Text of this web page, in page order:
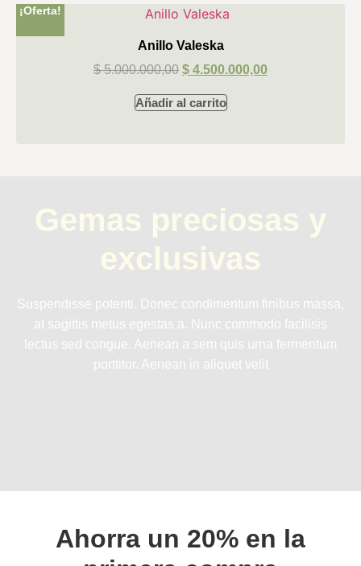
¡Oferta!
Anillo Valeska
$5.000.000,00 $ 4.500.000,00
Añadir al carrito
Gemas preciosas y
exclusivas
Suspendisse potenti. Donec condimentum finibus massa,
at sagittis metus egestas a. Nunc commodo facilisis
lectus sed congue. Aenean a sem quis urna fermentum
porttitor. Aenean in aliquet velit
Ahorra un 20% en la